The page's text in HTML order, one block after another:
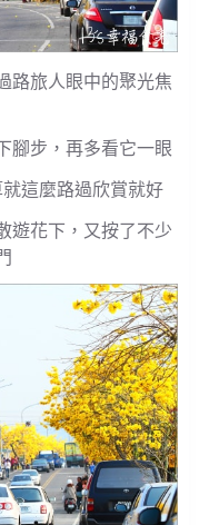
路旅人眼中的聚光焦
腳步，再多看它一眼
這麼路過欣賞就好
遊花下，又按了不少